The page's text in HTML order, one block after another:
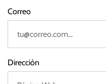
Correo
Dirección